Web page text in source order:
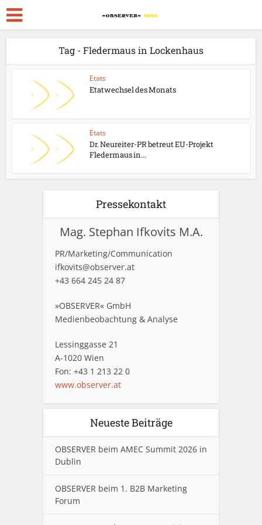
Tag - Fledermaus in Lockenhaus
Etats
Etatwechsel des Monats
Etats
Dr. Neureiter-PR betreut EU-Projekt
Fledermaus in...
Pressekontakt
Mag. Stephan Ifkovits M.A.
PR/Marketing/Communication
ifkovits@observer.at
+43 664 245 24 87
»OBSERVER« GmbH
Medienbeobachtung & Analyse
Lessinggasse 21
A-1020 Wien
Fon: +43 1 213 22 0
www.observer.at
Neueste Beiträge
OBSERVER beim AMEC Summit 2026 in
Dublin
OBSERVER beim 1. B2B Marketing
Forum